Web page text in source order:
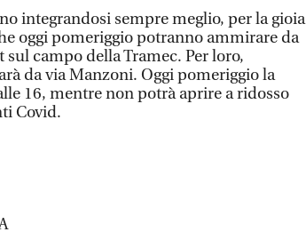
integrandosi sempre meglio, per la gioia
oggi pomeriggio potranno ammirare da
campo della Tramec. Per loro,
da via Manzoni. Oggi pomeriggio la
16, mentre non potrà aprire a ridosso
Covid.